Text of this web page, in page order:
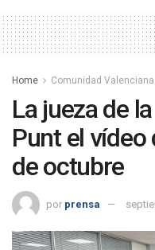
Home Comunidad Valenciana
La jueza de
Punt el vídeo
de octubre
por prensa